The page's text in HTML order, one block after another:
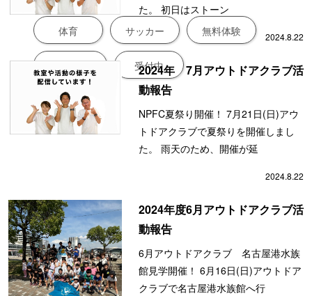
体育 サッカー 無料体験
新規入会募集 受付中
た。 初日はストーン
2024.8.22
2024年 7月アウトドアクラブ活
動報告
NPFC夏祭り開催！ 7月21日(日)アウ
トドアクラブで夏祭りを開催しまし
た。 雨天のため、開催が延
2024.8.22
2024年度6月アウトドアクラブ活
動報告
6月アウトドアクラブ 名古屋港水族
館見学開催！ 6月16日(日)アウトドア
クラブで名古屋港水族館へ行